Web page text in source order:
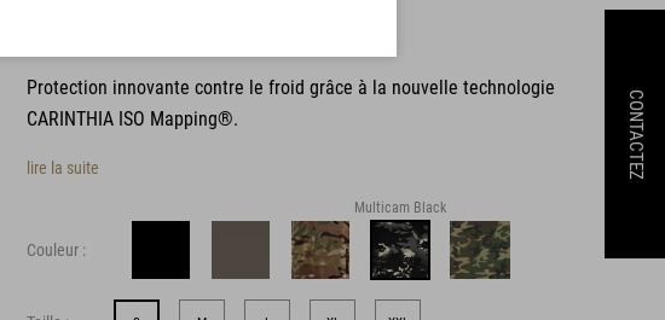
Protection innovante contre le froid grâce à la nouvelle technologie
CARINTHIA ISO Mapping®.
lire la suite
Couleur :
Multicam Black
CONTACTEZ